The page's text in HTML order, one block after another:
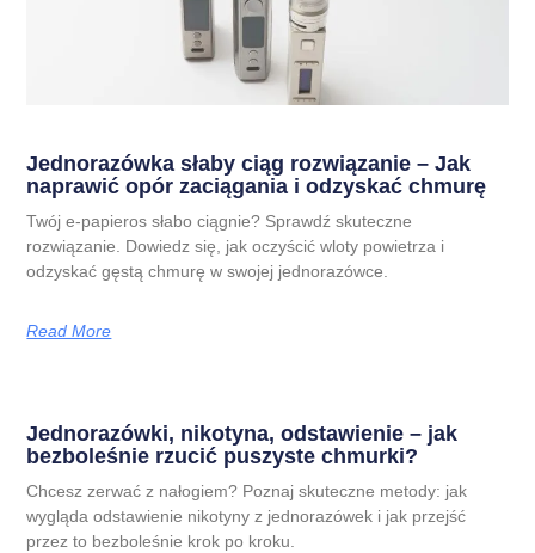
Jednorazówka słaby ciąg rozwiązanie – Jak
naprawić opór zaciągania i odzyskać chmurę
Twój e-papieros słabo ciągnie? Sprawdź skuteczne
rozwiązanie. Dowiedz się, jak oczyścić wloty powietrza i
odzyskać gęstą chmurę w swojej jednorazówce.
Read More
Jednorazówki, nikotyna, odstawienie – jak
bezboleśnie rzucić puszyste chmurki?
Chcesz zerwać z nałogiem? Poznaj skuteczne metody: jak
wygląda odstawienie nikotyny z jednorazówek i jak przejść
przez to bezboleśnie krok po kroku.